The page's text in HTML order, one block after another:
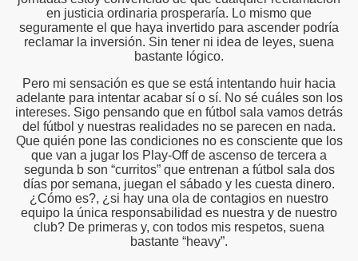
en justicia ordinaria prosperaría. Lo mismo que
seguramente el que haya invertido para ascender podría
reclamar la inversión. Sin tener ni idea de leyes, suena
bastante lógico.
Pero mi sensación es que se está intentando huir hacia
adelante para intentar acabar sí o sí. No sé cuáles son los
intereses. Sigo pensando que en fútbol sala vamos detrás
del fútbol y nuestras realidades no se parecen en nada.
Que quién pone las condiciones no es consciente que los
que van a jugar los Play-Off de ascenso de tercera a
segunda b son “curritos” que entrenan a fútbol sala dos
días por semana, juegan el sábado y les cuesta dinero.
¿Cómo es?, ¿si hay una ola de contagios en nuestro
equipo la única responsabilidad es nuestra y de nuestro
club? De primeras y, con todos mis respetos, suena
bastante “heavy”.